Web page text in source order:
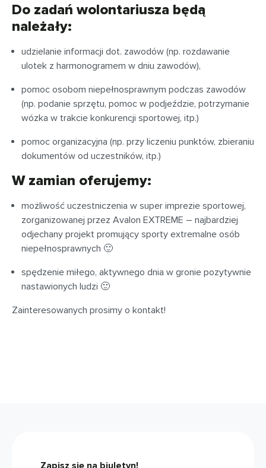
Do zadań wolontariusza będą
należały:
udzielanie informacji dot. zawodów (np. rozdawanie
ulotek z harmonogramem w dniu zawodów),
pomoc osobom niepełnosprawnym podczas zawodów
(np. podanie sprzętu, pomoc w podjeździe, potrzymanie
wózka w trakcie konkurencji sportowej, itp.)
pomoc organizacyjna (np. przy liczeniu punktów, zbieraniu
dokumentów od uczestników, itp.)
W zamian oferujemy:
możliwość uczestniczenia w super imprezie sportowej,
zorganizowanej przez Avalon EXTREME – najbardziej
odjechany projekt promujący sporty extremalne osób
niepełnosprawnych 🙂
spędzenie miłego, aktywnego dnia w gronie pozytywnie
nastawionych ludzi 🙂
Zainteresowanych prosimy o kontakt!
Zapisz się na biuletyn!